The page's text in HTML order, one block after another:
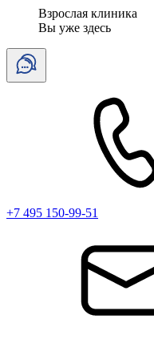
Взрослая клиника
Вы уже здесь
+7 495 150-99-51